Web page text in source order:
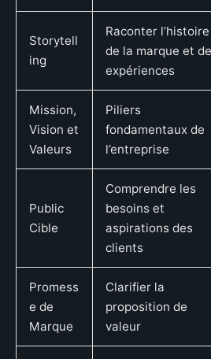
Storytell
ing
Raconter l’histoire
de la marque et
expériences
Mission,
Vision et
Valeurs
Piliers
fondamentaux de
l’entreprise
Public
Cible
Comprendre les
besoins et
aspirations des
clients
Promess
e de
Marque
Clarifier la
proposition de
valeur